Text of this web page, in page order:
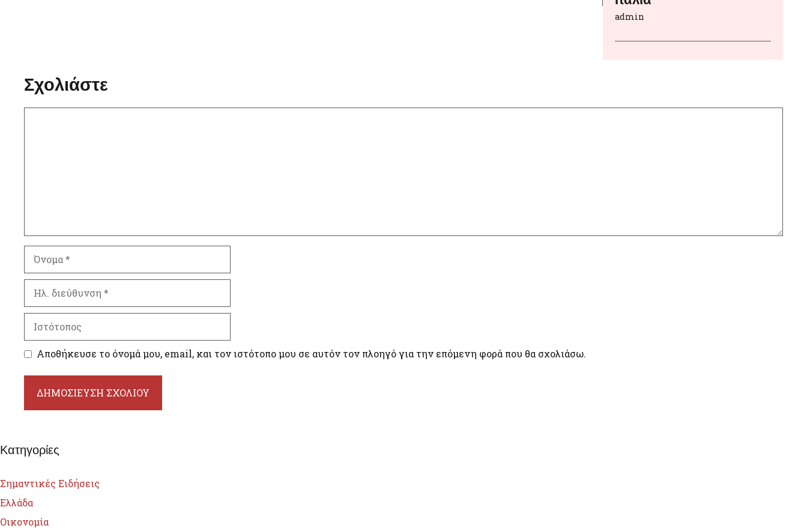
admin
Σχολιάστε
διεύθυνση
Αποθήκευσε το όνομά μου, email, και τον ιστότοπο μου σε αυτόν τον πλοηγό για την επόμενη φορά που θα σχολιάσω.
Κατηγορίες
Σημαντικές Ειδήσεις
Ελλάδα
Οικονομία